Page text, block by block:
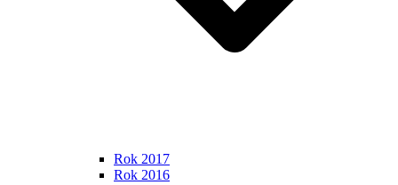
Rok 2017
Rok 2016